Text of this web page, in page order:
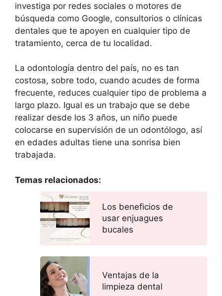
investiga por redes sociales o motores de
búsqueda como Google, consultorios o clínicas
dentales que te apoyen en cualquier tipo de
tratamiento, cerca de tu localidad.
La odontología dentro del país, no es tan
costosa, sobre todo, cuando acudes de forma
frecuente, reduces cualquier tipo de problema a
largo plazo. Igual es un trabajo que se debe
realizar desde los 3 años, un niño puede
colocarse en supervisión de un odontólogo, así
en edades adultas tiene una sonrisa bien
trabajada.
Temas relacionados:
Los beneficios de
usar enjuagues
bucales
Ventajas de la
limpieza dental